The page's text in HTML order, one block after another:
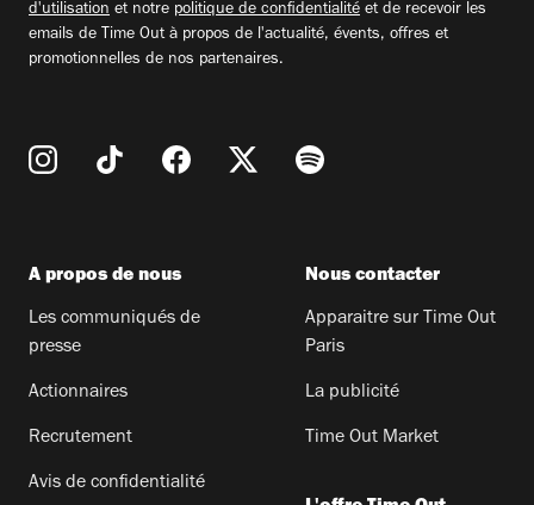
d'utilisation et notre politique de confidentialité et de recevoir les
emails de Time Out à propos de l'actualité, évents, offres et
promotionnelles de nos partenaires.
A propos de nous
Les communiqués de
presse
Actionnaires
Recrutement
Avis de confidentialité
Nous contacter
Apparaitre sur Time Out
Paris
La publicité
Time Out Market